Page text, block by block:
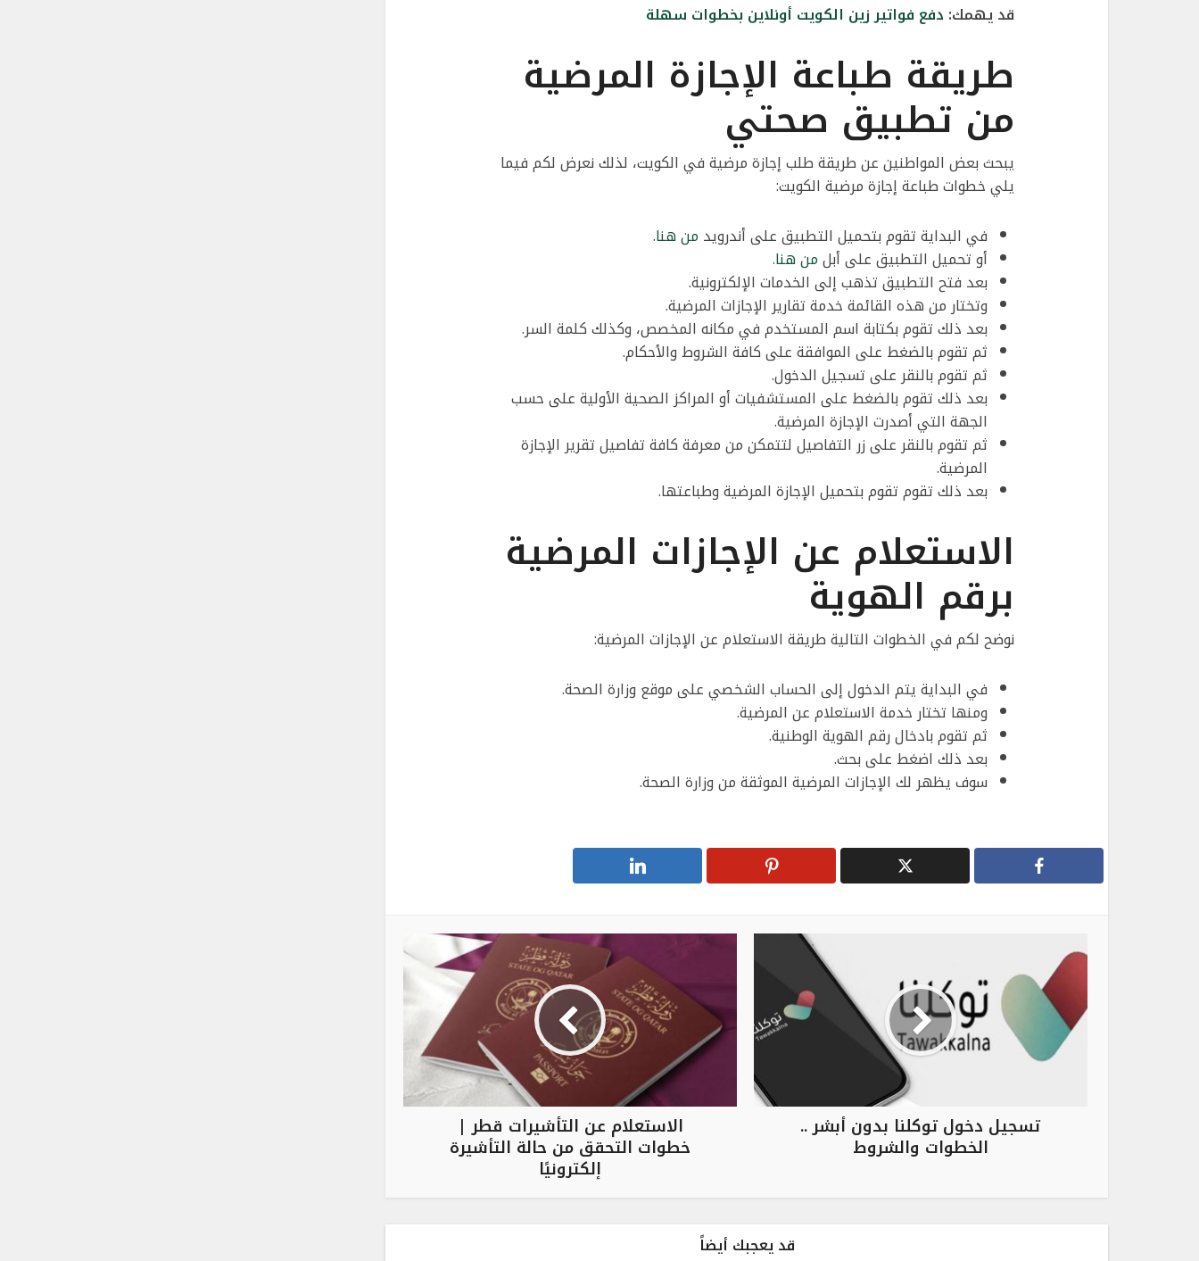
قد يهمك: دفع فواتير زين الكويت أونلاين بخطوات سهلة
طريقة طباعة الإجازة المرضية
من تطبيق صحتي
يبحث بعض المواطنين عن طريقة طلب إجازة مرضية في الكويت، لذلك نعرض لكم فيما
يلي خطوات طباعة إجازة مرضية الكويت:
في البداية تقوم بتحميل التطبيق على أندرويد من هنا.
أو تحميل التطبيق على أبلمن هنا.
بعد فتح التطبيق تذهب إلى الخدمات الإلكترونية.
وتختار من هذه القائمة خدمة تقارير الإجازات المرضية.
بعد ذلك تقوم بكتابة اسم المستخدم في مكانه المخصص، وكذلك كلمة السر.
ثم تقوم بالضغط على الموافقة على كافة الشروط والأحكام.
ثم تقوم بالنقر على تسجيل الدخول.
بعد ذلك تقوم بالضغط على المستشفيات أو المراكز الصحية الأولية على حسب
الجهة التي أصدرت الإجازة المرضية.
ثم تقوم بالنقر على زر التفاصيل لتتمكن من معرفة كافة تفاصيل تقرير الإجازة
المرضية.
بعد ذلك تقوم تقوم بتحميل الإجازة المرضية وطباعتها.
الاستعلام عن الإجازات المرضية
برقم الهوية
نوضح لكم في الخطوات التالية طريقة الاستعلام عن الإجازات المرضية:
في البداية يتم الدخول إلى الحساب الشخصي على موقع وزارة الصحة.
ومنها تختار خدمة الاستعلام عن المرضية.
ثم تقوم بادخال رقم الهوية الوطنية.
بعد ذلك اضغط على بحث.
سوف يظهر لك الإجازات المرضية الموثقة من وزارة الصحة.
الاستعلام عن التأشيرات قطر |
خطوات التحقق من حالة التأشيرة
إلكترونيًا
تسجيل دخول توكلنا بدون أبشر ..
الخطوات والشروط
قد يعجبك أيضاً